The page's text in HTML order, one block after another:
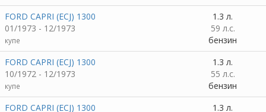
FORD CAPRI (ECJ) 1300
01/1973 - 12/1973
купе
1.3 л.
59 л.с.
бензин
FORD CAPRI (ECJ) 1300
10/1972 - 12/1973
купе
1.3 л.
55 л.с.
бензин
FORD CAPRI (ECJ) 1300
1.3 л.